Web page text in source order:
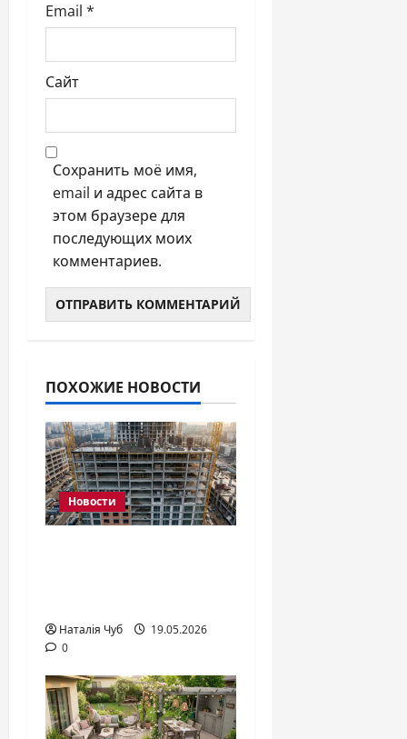
Email *
Сайт
Сохранить моё имя,
email и адрес сайта в
этом браузере для
последующих моих
комментариев.
ПОХОЖИЕ НОВОСТИ
Новости
Наталія Чуб
19.05.2026
0